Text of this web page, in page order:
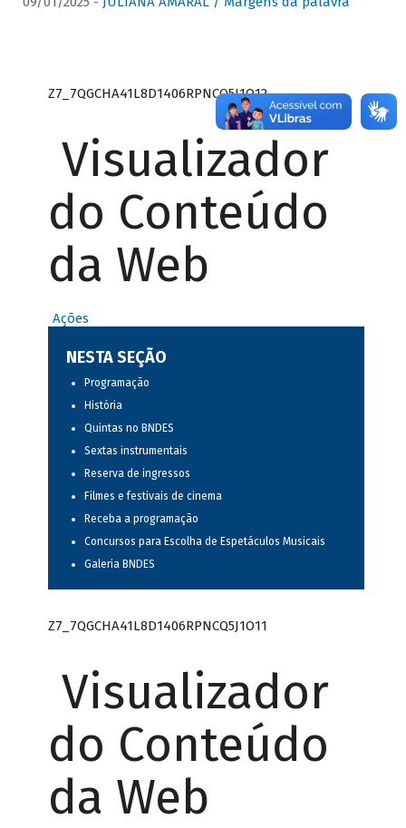
Z7_7QGCHA41L8D1406RPNCQ5J1O12
Visualizador
do Conteúdo
da Web
Ações
NESTA SEÇÃO
Programação
História
Quintas no BNDES
Sextas instrumentais
Reserva de ingressos
Filmes e festivais de cinema
Receba a programação
Concursos para Escolha de Espetáculos Musicais
Galeria BNDES
Z7_7QGCHA41L8D1406RPNCQ5J1O11
Visualizador
do Conteúdo
da Web